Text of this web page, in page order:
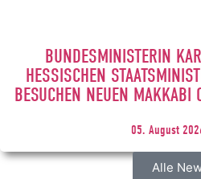
BUNDESMINISTERIN
HESSISCHEN
BESUCHEN NEUEN MAKKABI
05. August
Alle